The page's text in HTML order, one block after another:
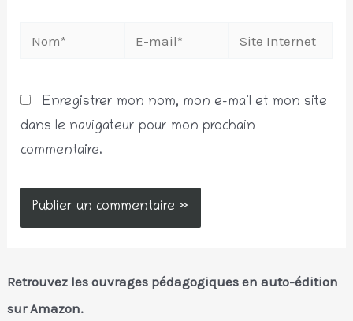
Retrouvez les ouvrages pédagogiques en auto-édition
sur Amazon.
Enregistrer mon nom, mon e-mail et mon site
dans le navigateur pour mon prochain
commentaire.